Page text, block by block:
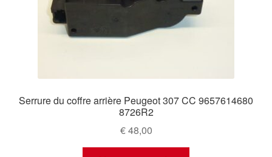
Serrure du coffre arrière Peugeot 307 CC 9657614680
8726R2
€48,00